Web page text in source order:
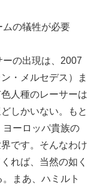
の犠牲が必要
の出現は、2007
・メルセデス）ま
人種のレーサーは
しかいない。もと
ヨーロッパ貴族の
です。そんなわけ
れば、当然の如く
まあ、ハミルト